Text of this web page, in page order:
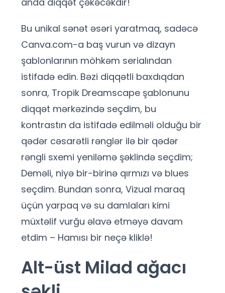
Bu unikal sənət əsəri yaratmaq, sadəcə
Canva.com-a baş vurun və dizayn
şablonlarının möhkəm serialından
istifadə edin. Bəzi diqqətli baxdıqdan
sonra, Tropik Dreamscape şablonunu
diqqət mərkəzində seçdim, bu
kontrastın da istifadə edilməli olduğu bir
qədər cəsarətli rənglər ilə bir qədər
rəngli sxemi yeniləmə şəklində seçdim;
Deməli, niyə bir-birinə qırmızı və blues
seçdim. Bundan sonra, Vizual maraq
üçün yarpaq və su damlaları kimi
müxtəlif vurğu əlavə etməyə davam
etdim – Hamısı bir neçə kliklə!
Alt-üst Milad ağacı